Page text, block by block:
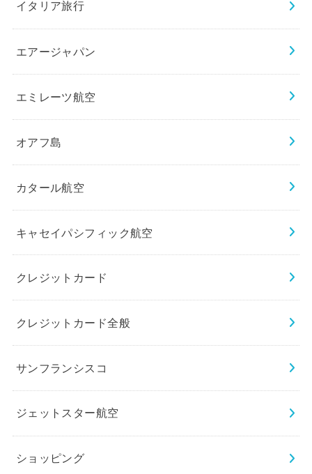
イタリア旅行
エアージャパン
エミレーツ航空
オアフ島
カタール航空
キャセイパシフィック航空
クレジットカード
クレジットカード全般
サンフランシスコ
ジェットスター航空
ショッピング